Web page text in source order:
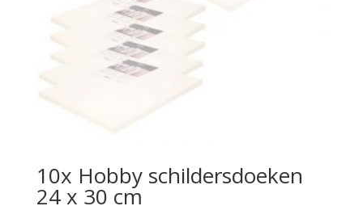
10x Hobby schildersdoeken
24 x 30 cm